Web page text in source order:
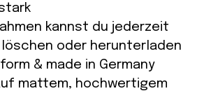
kannst du jederzeit
löschen oder herunterladen
& made in Germany
mattem, hochwertigem